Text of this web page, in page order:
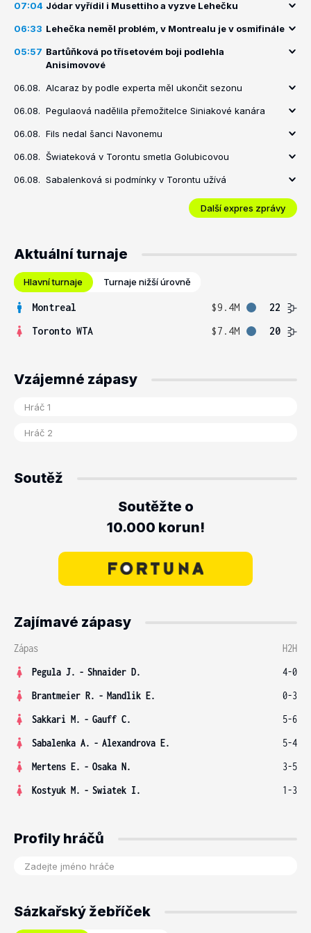
07:04 Jódar vyřídil i Musettiho a vyzve Lehečku
06:33 Lehečka neměl problém, v Montrealu je v osmifinále
05:57 Bartůňková po třísetovém boji podlehla
Anisimovové
06.08. Alcaraz by podle experta měl ukončit sezonu
06.08. Pegulaová nadělila přemožitelce Siniakové kanára
06.08. Fils nedal šanci Navonemu
06.08. Šwiateková v Torontu smetla Golubicovou
06.08. Sabalenková si podmínky v Torontu užívá
Další expres zprávy
Aktuální turnaje
Hlavní turnaje Turnaje nižší úrovně
Montreal $9.4M
22
Toronto WTA
$7.4M 20
Vzájemné zápasy
Soutěž
Soutěžte o
10.000 korun!
Zajímavé zápasy
Zápas
H2H
Pegula J. - Shnaider D.
4-0
Brantmeier R. - Mandlik E.
0-3
Sakkari M. - Gauff C.
5-6
Sabalenka A. - Alexandrova E.
5-4
Mertens E. - Osaka N.
3-5
Kostyuk M. - Swiatek I. 1-3
Profily hráčů
Sázkařský žebříček